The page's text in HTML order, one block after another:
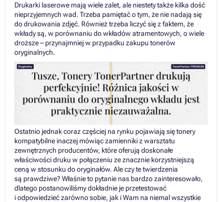
Drukarki laserowe mają wiele zalet, ale niestety także kilka dość
nieprzyjemnych wad. Trzeba pamiętać o tym, że nie nadają się
do drukowania zdjęć. Również trzeba liczyć się z faktem, że
wkłady są, w porównaniu do wkładów atramentowych, o wiele
droższe – przynajmniej w przypadku zakupu tonerów
oryginalnych.
Ostatnio jednak coraz częściej na rynku pojawiają się tonery
kompatybilne inaczej mówiąc zamienniki z warsztatu
zewnętrznych producentów, które oferują doskonałe
właściwości druku w połączeniu ze znacznie korzystniejszą
ceną w stosunku do oryginałów. Ale czy te twierdzenia
są prawdziwe? Właśnie to pytanie nas bardzo zainteresowało,
dlatego postanowiliśmy dokładnie je przetestować
i odpowiedzieć zarówno sobie, jak i Wam na niemal wszystkie